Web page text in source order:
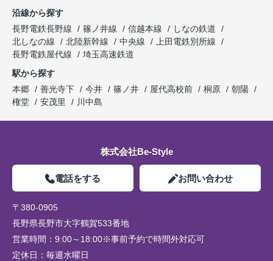
沿線から探す
長野電鉄長野線
篠ノ井線 信越本線
しなの鉄道
北しなの線
北陸新幹線 中央線
上田電鉄別所線
長野電鉄屋代線
埼玉高速鉄道
駅から探す
本郷
善光寺下 今井 篠ノ井 屋代高校前 桐原
朝陽
権堂
安茂里 川中島
株式会社Be-Style
電話をする お問い合わせ
〒380-0905
長野県長野市大字鶴賀533番地
営業時間： 9:00～18:00※事前予約で時間外対応可
定休日： 毎週水曜日